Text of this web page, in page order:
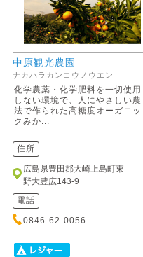
中原観光農園
ナカハラカンコウノウエン
化学農薬・化学肥料を一切使用
しない環境で、人にやさしい農
法で作られた高糖度オーガニッ
クみか...
住所
広島県豊田郡大崎上島町東
野大豊広143-9
電話
0846-62-0056